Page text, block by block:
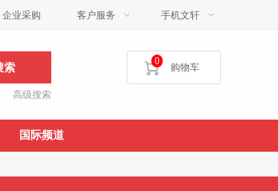
企业采购 客户服务 手机文轩
索
高级搜索
购物车
0
国际频道